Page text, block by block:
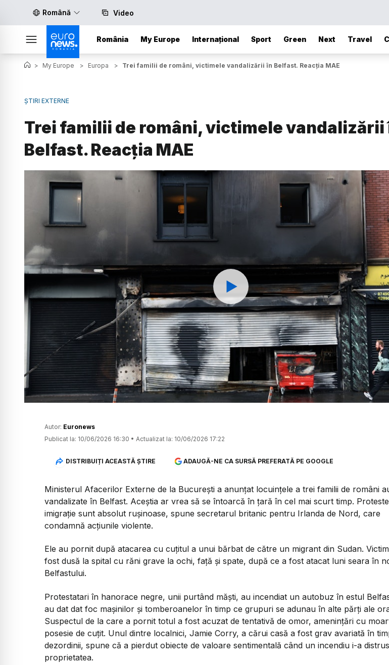
Română Video
România My Europe Internațional Sport Green Next Travel
> My Europe > Europa > Trei familii de români, victimele vandalizării în Belfast. Reacția MAE
ȘTIRI EXTERNE
Trei familii de români, victimele vandalizării
Belfast. Reacția MAE
Watch
Autor: Euronews
Publicat la: 10/06/2026 16:30 • Actualizat la: 10/06/2026 17:22
DISTRIBUIȚI ACEASTĂ ȘTIRE ADAUGĂ-NE CA SURSĂ PREFERATĂ PE GOOGLE
Ministerul Afacerilor Externe de la București a anunțat locuințele a trei familii de români
vandalizate în Belfast. Aceștia ar vrea să se întoarcă în țară în cel mai scurt timp.
imigrație sunt absolut rușinoase, spune secretarul britanic pentru Irlanda de Nord, care
condamnă acțiunile violente.
Ele au pornit după atacarea cu cuțitul a unui bărbat de către un migrant din Sudan.
fost dusă la spital cu răni grave la ochi, față și spate, după ce a fost atacat luni seara în
Belfastului.
Protestatari în hanorace negre, unii purtând măști, au incendiat un autobuz în estul
au dat dat foc mașinilor și tomberoanelor în timp ce grupuri se adunau în alte părți ale
Suspectul de la care a pornit totul a fost acuzat de tentativă de omor, amenințări cu
posesie de cuțit. Unul dintre localnici, Jamie Corry, a cărui casă a fost grav avariată în
dezordinii, spune că a pierdut obiecte de valoare sentimentală când un incendiu i-a distrus
proprietatea.